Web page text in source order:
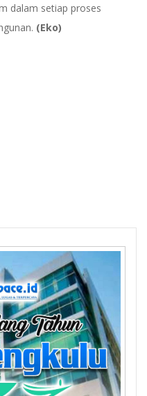
dalam setiap proses
(Eko)